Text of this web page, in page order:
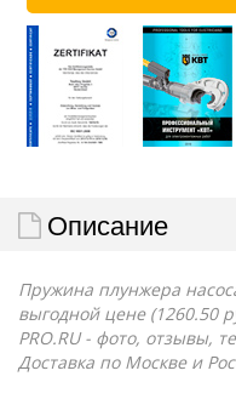
Описание
Пружина плунжера
выгодной цене (1260.50
PRO.RU - фото, отзывы,
Доставка по Москве и